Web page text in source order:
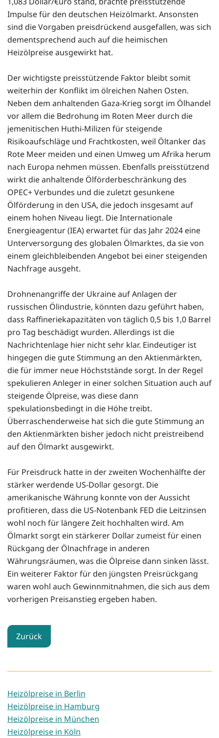
Impulse für den deutschen Heizölmarkt. Ansonsten
sind die Vorgaben preisdrückend ausgefallen, was sich
dementsprechend auch auf die heimischen
Heizölpreise ausgewirkt hat.
Der wichtigste preisstützende Faktor bleibt somit
weiterhin der Konflikt im ölreichen Nahen Osten.
Neben dem anhaltenden Gaza-Krieg sorgt im Ölhandel
vor allem die Bedrohung im Roten Meer durch die
jemenitischen Huthi-Milizen für steigende
Risikoaufschläge und Frachtkosten, weil Öltanker das
Rote Meer meiden und einen Umweg um Afrika herum
nach Europa nehmen müssen. Ebenfalls preisstützend
wirkt die anhaltende Ölförderbeschränkung des
OPEC+ Verbundes und die zuletzt gesunkene
Ölförderung in den USA, die jedoch insgesamt auf
einem hohen Niveau liegt. Die Internationale
Energieagentur (IEA) erwartet für das Jahr 2024 eine
Unterversorgung des globalen Ölmarktes, da sie von
einem gleichbleibenden Angebot bei einer steigenden
Nachfrage ausgeht.
Drohnenangriffe der Ukraine auf Anlagen der
russischen Ölindustrie, könnten dazu geführt haben,
dass Raffineriekapazitäten von täglich 0,5 bis 1,0 Barrel
pro Tag beschädigt wurden. Allerdings ist die
Nachrichtenlage hier nicht sehr klar. Eindeutiger ist
hingegen die gute Stimmung an den Aktienmärkten,
die für immer neue Höchststände sorgt. In der Regel
spekulieren Anleger in einer solchen Situation auch auf
steigende Ölpreise, was diese dann
spekulationsbedingt in die Höhe treibt.
Überraschenderweise hat sich die gute Stimmung an
den Aktienmärkten bisher jedoch nicht preistreibend
auf den Ölmarkt ausgewirkt.
Für Preisdruck hatte in der zweiten Wochenhälfte der
stärker werdende US-Dollar gesorgt. Die
amerikanische Währung konnte von der Aussicht
profitieren, dass die US-Notenbank FED die Leitzinsen
wohl noch für längere Zeit hochhalten wird. Am
Ölmarkt sorgt ein stärkerer Dollar zumeist für einen
Rückgang der Ölnachfrage in anderen
Währungsräumen, was die Ölpreise dann sinken lässt.
Ein weiterer Faktor für den jüngsten Preisrückgang
waren wohl auch Gewinnmitnahmen, die sich aus dem
vorherigen Preisanstieg ergeben haben.
Zurück
Heizölpreise in Berlin
Heizölpreise in Hamburg
Heizölpreise in München
Heizölpreise in Köln